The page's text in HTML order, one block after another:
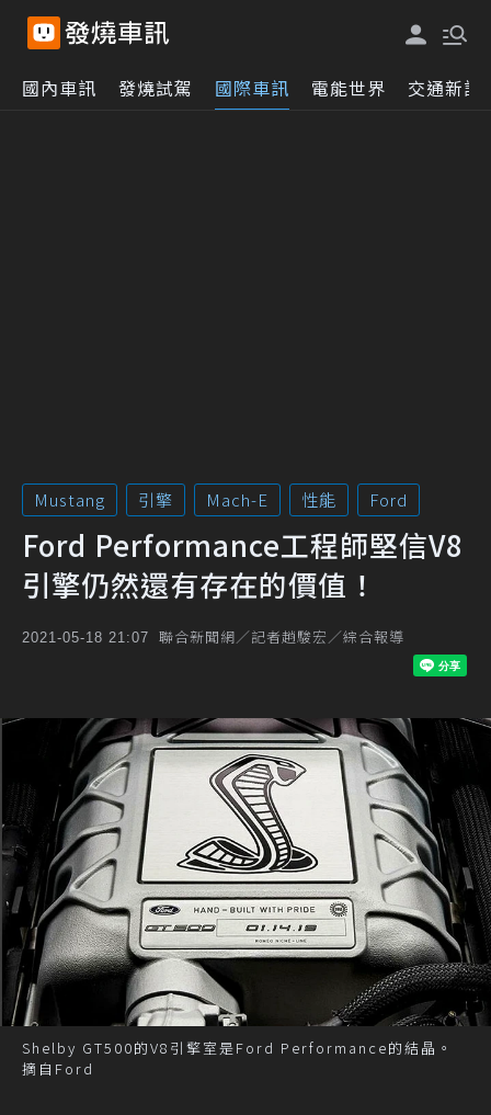
國內車訊 發燒試駕 國際車訊 電能世界 交通新訊
Mustang 引擎 Mach-E 性能 Ford
Ford Performance工程師堅信V8
引擎仍然還有存在的價值！
2021-05-18 21:07 聯合新聞網／記者趙駿宏／綜合報導
Shelby GT500的V8引擎室是Ford Performance的結晶。
摘自Ford